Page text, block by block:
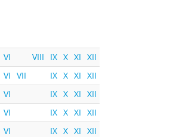
VI VIII IX X XI XII
VI VII IX X XI XII
VI IX X XI XII
VI IX X XI XII
VI IX X XI XII